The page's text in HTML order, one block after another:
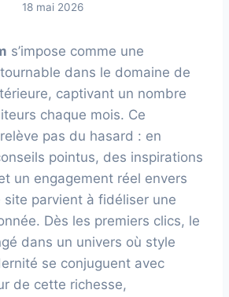
18 mai 2026
s’impose comme une
dans le domaine de
captivant un nombre
chaque mois. Ce
pas du hasard : en
pointus, des inspirations
un engagement réel envers
site parvient à fidéliser une
Dès les premiers clics, le
dans un univers où style
se conjuguent avec
de cette richesse,